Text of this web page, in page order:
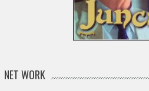
NET WORK